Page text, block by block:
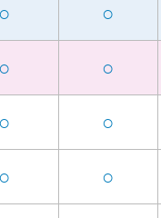
○ ○
○ ○
○ ○
○ ○